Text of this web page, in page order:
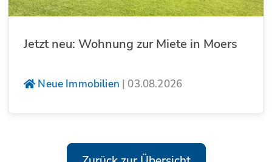
Jetzt neu: Wohnung zur Miete in Moers
Neue Immobilien | 03.08.2026